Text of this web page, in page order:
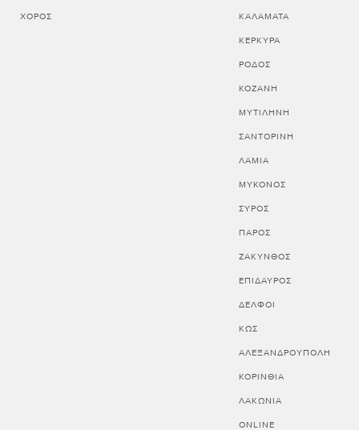
ΧΟΡΌΣ ΚΑΛΑΜΑΤΑ
ΚΕΡΚΥΡΑ
ΡΟΔΟΣ
ΚΟΖΑΝΗ
ΜΥΤΙΛΗΝΗ
ΣΑΝΤΟΡΙΝΗ
ΛΑΜΙΑ
ΜΥΚΟΝΟΣ
ΣΥΡΟΣ
ΠΑΡΟΣ
ΖΑΚΥΝΘΟΣ
ΕΠΙΔΑΥΡΟΣ
ΔΕΛΦΟΙ
ΚΩΣ
ΑΛΕΞΑΝΔΡΟΥΠΟΛΗ
ΚΟΡΙΝΘΊΑ
ΛΑΚΩΝΊΑ
ONLINE